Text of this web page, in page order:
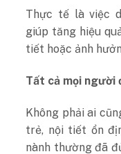
Thực tế là việc
giúp tăng hiệu
tiết hoặc ảnh
Tất cả mọi người
Không phải ai
trẻ, nội tiết ổn
nành thường đã